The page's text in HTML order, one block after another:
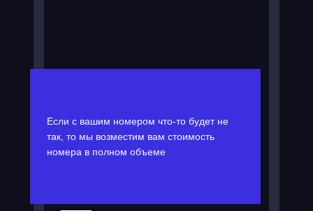
Если с вашим номером что-то будет не
так, то мы возместим вам стоимость
номера в полном объеме